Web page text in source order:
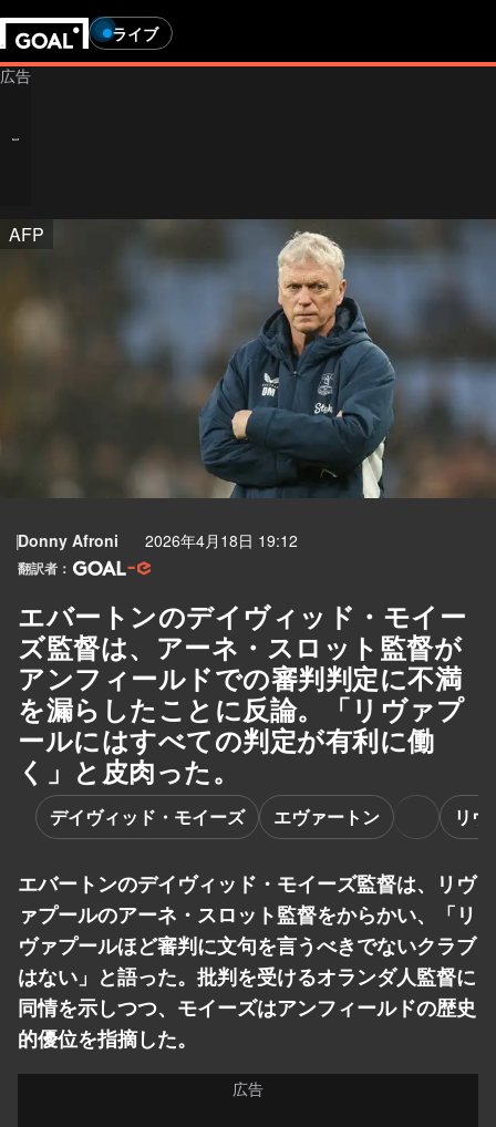
ライブ
AFP
Donny Afroni 2026年4月18日 19:12
翻訳者：
エバートンのデイヴィッド・モイー
ズ監督は、アーネ・スロット監督が
アンフィールドでの審判判定に不満
を漏らしたことに反論。「リヴァプ
ールにはすべての判定が有利に働
く」と皮肉った。
デイヴィッド・モイーズ エヴァートン リ
エバートンのデイヴィッド・モイーズ監督は、リヴ
ァプールのアーネ・スロット監督をからかい、「リ
ヴァプールほど審判に文句を言うべきでないクラブ
はない」と語った。批判を受けるオランダ人監督に
同情を示しつつ、モイーズはアンフィールドの歴史
的優位を指摘した。